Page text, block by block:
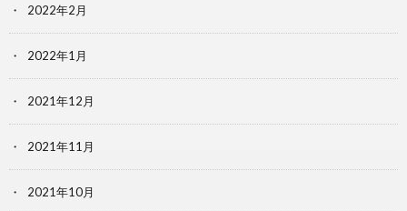
2022年2月
2022年1月
2021年12月
2021年11月
2021年10月